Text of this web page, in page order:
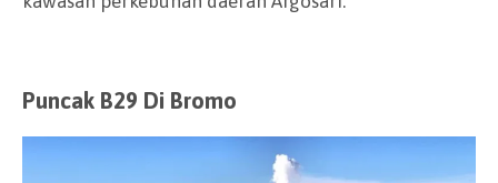
Puncak B29 Di Bromo